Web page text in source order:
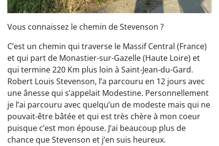
Vous connaissez le chemin de Stevenson ?
C’est un chemin qui traverse le Massif Central (France)
et qui part de Monastier-sur-Gazelle (Haute Loire) et
qui termine 220 Km plus loin à Saint-Jean-du-Gard.
Robert Louis Stevenson, l’a parcouru en 12 jours avec
une ânesse qui s’appelait Modestine. Personnellement
je l’ai parcouru avec quelqu’un de modeste mais qui ne
pouvait-être bâtée et qui est très chère à mon coeur
puisque c’est mon épouse. J’ai beaucoup plus de
chance que Stevenson et j’en suis heureux.